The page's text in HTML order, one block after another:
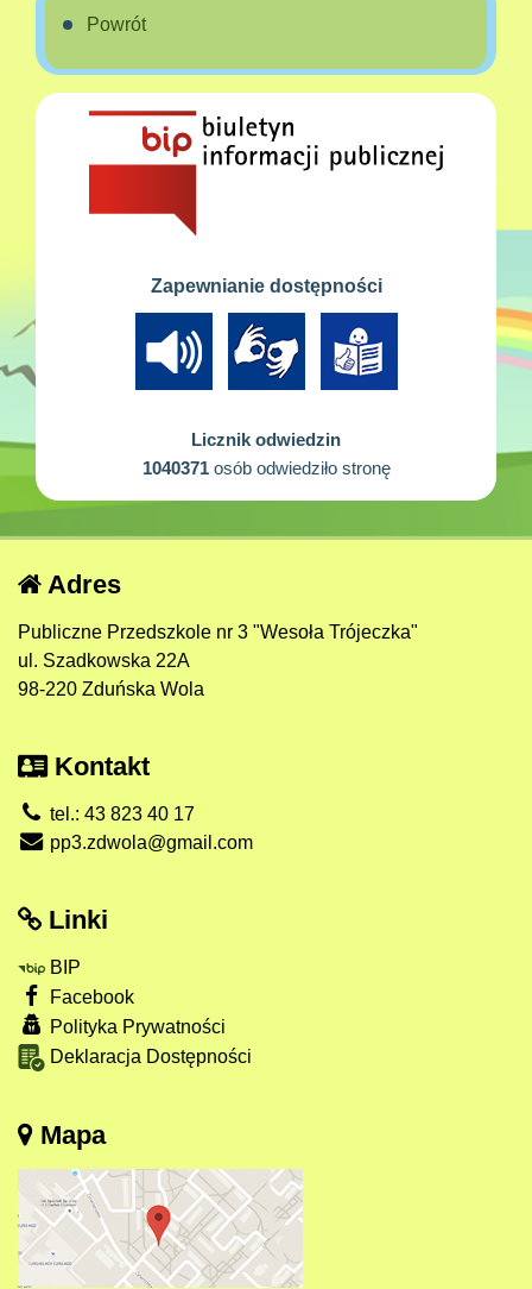
Powrót
Zapewnianie dostępności
Licznik odwiedzin
1040371osób odwiedziło stronę
Adres
Publiczne Przedszkole nr 3 "Wesoła Trójeczka"
ul. Szadkowska 22A
98-220 Zduńska Wola
Kontakt
tel.: 43 823 40 17
pp3.zdwola@gmail.com
Linki
BIP
Facebook
Polityka Prywatności
Deklaracja Dostępności
Mapa